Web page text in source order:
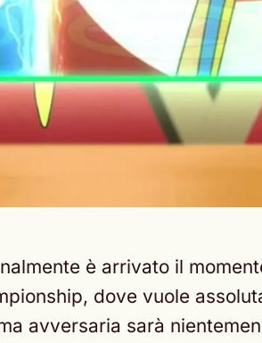
è arrivato il
dove vuole
avversaria sarà